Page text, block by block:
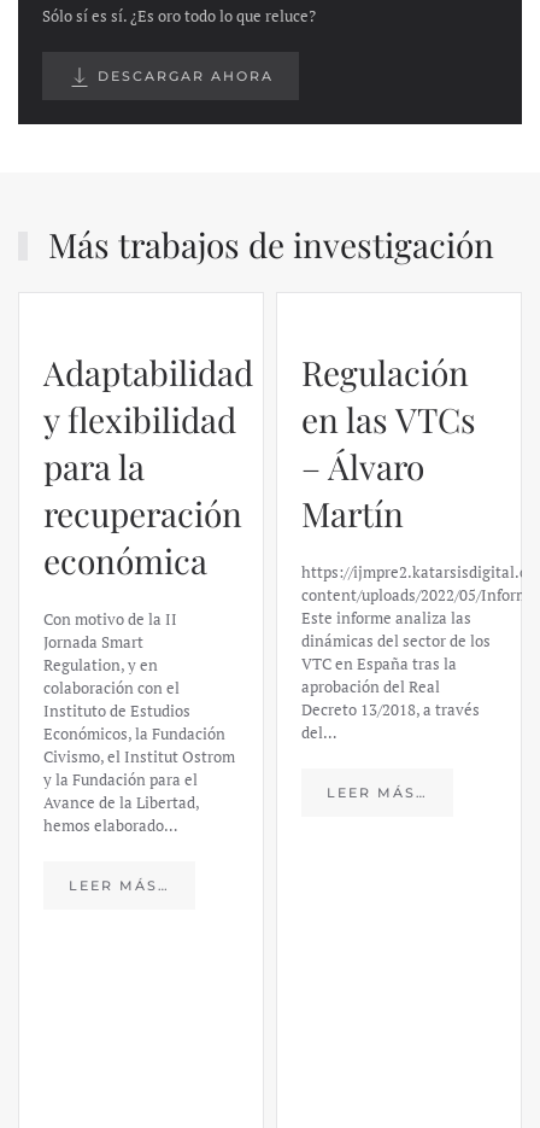
Sólo sí es sí. ¿Es oro todo lo que reluce?
DESCARGAR AHORA
Más trabajos de investigación
Adaptabilidad
y flexibilidad
para la
recuperación
económica
Con motivo de la II
Jornada Smart
Regulation, y en
colaboración con el
Instituto de Estudios
Económicos, la Fundación
Civismo, el Institut Ostrom
y la Fundación para el
Avance de la Libertad,
hemos elaborado…
LEER MÁS…
Regulación
en las VTCs
– Álvaro
Martín
https://
content/uploads/2022/05/
Este informe analiza las
dinámicas del sector de los
VTC en España tras la
aprobación del Real
Decreto 13/2018, a través
del…
LEER MÁS…